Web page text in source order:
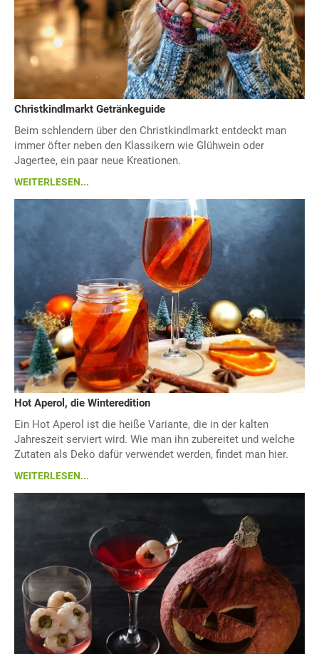
Christkindlmarkt Getränkeguide
Beim schlendern über den Christkindlmarkt entdeckt man
immer öfter neben den Klassikern wie Glühwein oder
Jagertee, ein paar neue Kreationen.
WEITERLESEN...
Hot Aperol, die Winteredition
Ein Hot Aperol ist die heiße Variante, die in der kalten
Jahreszeit serviert wird. Wie man ihn zubereitet und welche
Zutaten als Deko dafür verwendet werden, findet man hier.
WEITERLESEN...